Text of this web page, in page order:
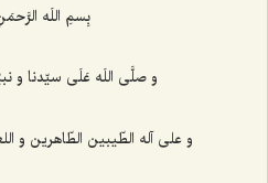
بِسمِ اللَه
و صلَّی‌ اللَه عَلَی سیّدنا و
و علی آله الطّیبین الطّاهرین و